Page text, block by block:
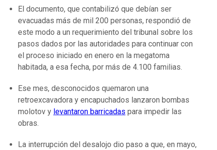
El documento, que contabilizó que debían ser
evacuadas más de mil 200 personas, respondió de
este modo a un requerimiento del tribunal sobre los
pasos dados por las autoridades para continuar con
el proceso iniciado en enero en la megatoma
habitada, a esa fecha, por más de 4.100 familias.
Ese mes, desconocidos quemaron una
retroexcavadora y encapuchados lanzaron bombas
molotov y levantaron barricadas para impedir las
obras.
La interrupción del desalojo dio paso a que, en mayo,